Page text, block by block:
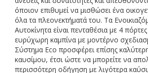
όποιον επιθυμεί να μισθώσει ένα
όλα τα πλεονεκτήματά του. Τα
Αυτοκίνητα είναι πενταθέσια με 4
ευρύχωρη καμπίνα με μοντέρνο
Σύστημα Eco προσφέρει επίσης
καυσίμου, έτσι ώστε να μπορείτε να
περισσότερη οδήγηση με λιγότερα